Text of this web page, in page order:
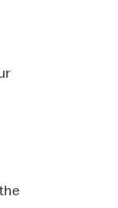
ville.
the